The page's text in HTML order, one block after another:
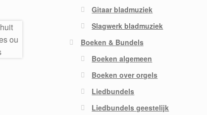
Gitaar bladmuziek
Slagwerk bladmuziek
Boeken & Bundels
Boeken algemeen
Boeken over orgels
Liedbundels
Liedbundels geestelijk